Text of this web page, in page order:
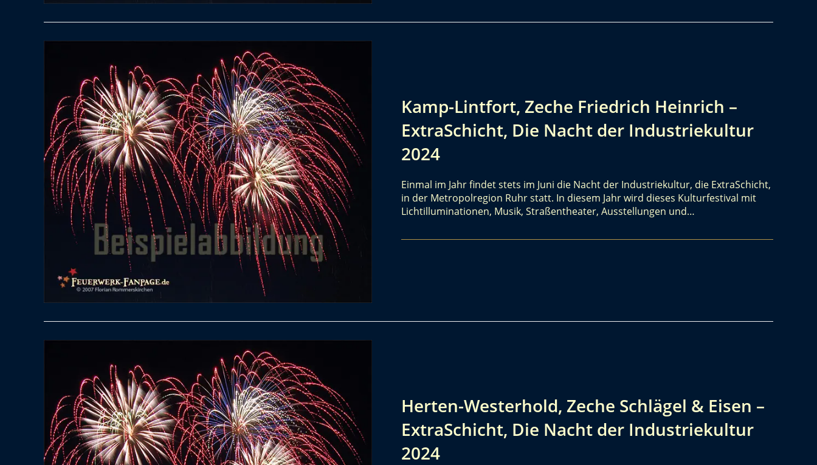
Kamp-Lintfort, Zeche Friedrich Heinrich –
ExtraSchicht, Die Nacht der Industriekultur
2024
Einmal im Jahr findet stets im Juni die Nacht der Industriekultur, die ExtraSchicht,
in der Metropolregion Ruhr statt. In diesem Jahr wird dieses Kulturfestival mit
Lichtilluminationen, Musik, Straßentheater, Ausstellungen und…
Herten-Westerhold, Zeche Schlägel & Eisen –
ExtraSchicht, Die Nacht der Industriekultur
2024